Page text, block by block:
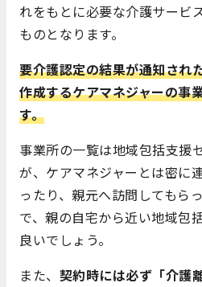
れをもとに必要な介護サービ
ものとなります。
要介護認定の結果が通知され
作成するケアマネジャーの事
す。
事業所の一覧は地域包括支援
が、ケアマネジャーとは密に
ったり、親元へ訪問してもら
で、親の自宅から近い地域包
良いでしょう。
また、 契約時には必ず「介護